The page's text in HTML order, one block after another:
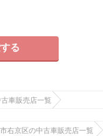
る
車販売店一覧
右京区の中古車販売店一覧